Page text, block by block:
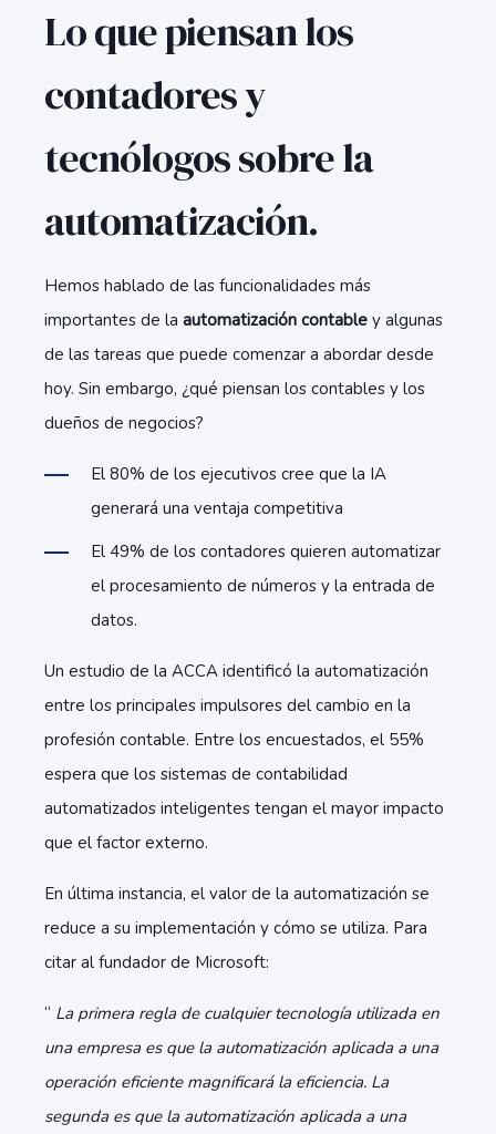
Lo que piensan los
contadores y
tecnólogos sobre la
automatización.
Hemos hablado de las funcionalidades más
importantes de la automatización contable y algunas
de las tareas que puede comenzar a abordar desde
hoy. Sin embargo, ¿qué piensan los contables y los
dueños de negocios?
El 80% de los ejecutivos cree que la IA
generará una ventaja competitiva
El 49% de los contadores quieren automatizar
el procesamiento de números y la entrada de
datos.
Un estudio de la ACCA identificó la automatización
entre los principales impulsores del cambio en la
profesión contable. Entre los encuestados, el 55%
espera que los sistemas de contabilidad
automatizados inteligentes tengan el mayor impacto
que el factor externo.
En última instancia, el valor de la automatización se
reduce a su implementación y cómo se utiliza. Para
citar al fundador de Microsoft:
“ La primera regla de cualquier tecnología utilizada en
una empresa es que la automatización aplicada a una
operación eficiente magnificará la eficiencia. La
segunda es que la automatización aplicada a una